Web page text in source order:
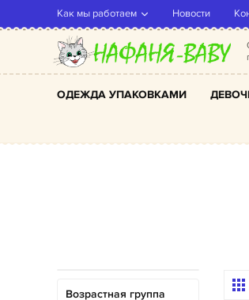
ОДЕЖДА УПАКОВКАМИ
Как мы работаем Новости
Возрастная группа